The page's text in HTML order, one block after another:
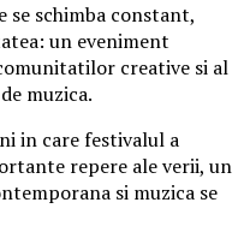
schimba constant,
un eveniment
creative si al
muzica.
in care festivalul a
repere ale verii, un
si muzica se